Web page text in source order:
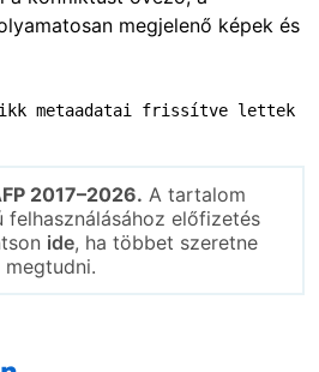
megjelenő képek és
metaadatai frissítve lettek
2017–2026. A tartalom
felhasználásához előfizetés
ide, ha többet szeretne
megtudni.